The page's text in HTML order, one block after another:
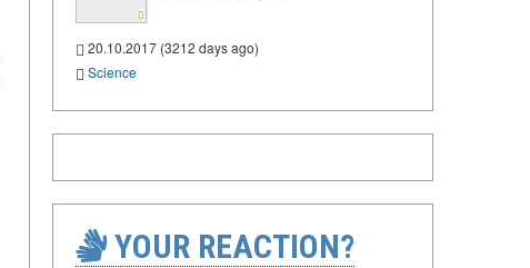
20.10.2017 (3212 days ago)
Science
YOUR REACTION?